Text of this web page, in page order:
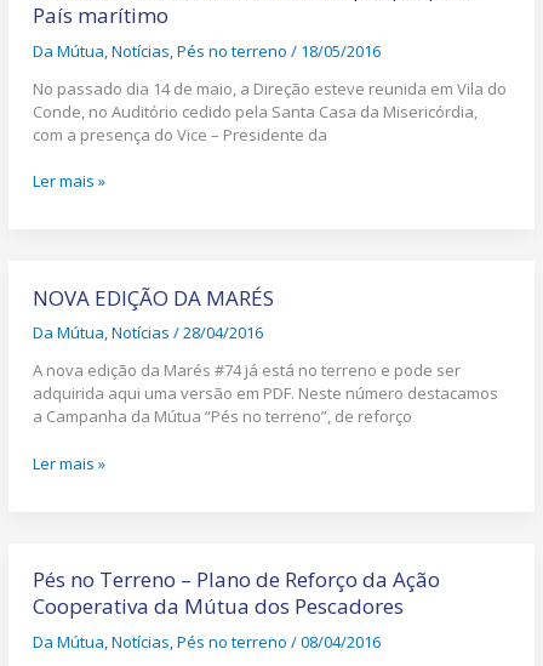
País marítimo
Da Mútua,Notícias,Pés no terreno / 18/05/2016
No passado dia 14 de maio, a Direção esteve reunida em Vila do
Conde, no Auditório cedido pela Santa Casa da Misericórdia,
com a presença do Vice – Presidente da
TERRENO
o
périplo
pelo
País
Ler mais »
NOVA EDIÇÃO DA MARÉS
Da Mútua,Notícias /28/04/2016
A nova edição da Marés #74 já está no terreno e pode ser
adquirida aqui uma versão em PDF. Neste número destacamos
a Campanha da Mútua “Pés no terreno”, de reforço
EDIÇÃO
MARÉS
Ler mais »
Pés no Terreno – Plano de Reforço da Ação
Cooperativa da Mútua dos Pescadores
Da Mútua Notícias Pés no terreno /08/04/2016
no
Terreno
Plano